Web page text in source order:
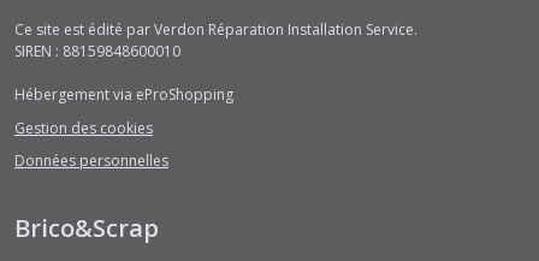
Ce site est édité par Verdon Réparation Installation Service.
SIREN : 88159848600010
Hébergement via eProShopping
Gestion des cookies
Données personnelles
Brico&Scrap